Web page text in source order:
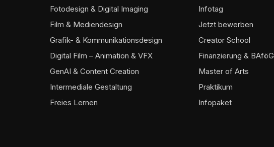
Fotodesign & Digital Imaging
Film & Mediendesign
Grafik- & Kommunikationsdesign
Digital Film – Animation & VFX
GenAI & Content Creation
Intermediale Gestaltung
Freies Lernen
Infotag
Jetzt bewerben
Creator School
Finanzierung & BAföG
Master of Arts
Praktikum
Infopaket